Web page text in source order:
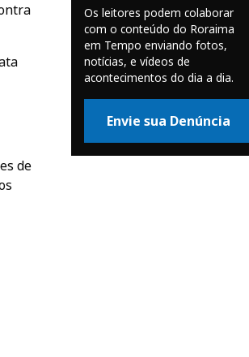
de
Os leitores podem colaborar
com o conteúdo do Roraima
em Tempo enviando fotos,
notícias, e vídeos de
acontecimentos do dia a dia.
Envie sua Denúncia